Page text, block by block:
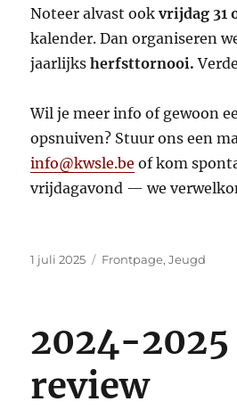
Noteer alvast ookvrijdag 31
kalender. Dan organiseren
jaarlijksherfsttornooi.
Wil je meer info of gewoon
opsnuiven? Stuur ons een
info@kwsle.be of kom
vrijdagavond — we
Gepubliceerd
1 juli 2025 Categorieën
Frontpage,Jeugd
2024-
review